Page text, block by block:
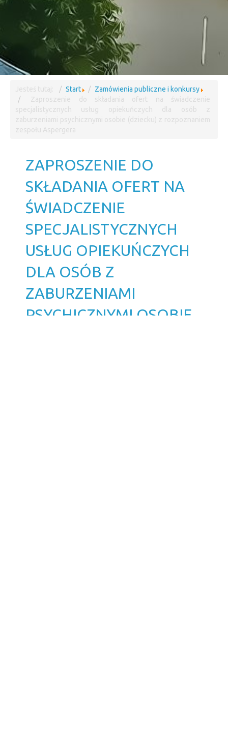
Jesteś tutaj: Start
Zamówienia publiczne i konkursy
Zaproszenie do składania ofert na świadczenie
specjalistycznych usług opiekuńczych dla osób z
zaburzeniami psychicznymi osobie (dziecku) z rozpoznaniem
zespołu Aspergera
ZAPROSZENIE DO
SKŁADANIA OFERT NA
ŚWIADCZENIE
SPECJALISTYCZNYCH
USŁUG OPIEKUŃCZYCH
DLA OSÓB Z
ZABURZENIAMI
PSYCHICZNYMI OSOBIE